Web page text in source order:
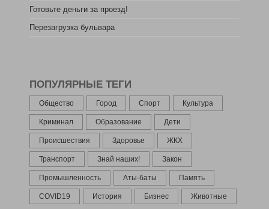
Готовьте деньги за проезд!
Перезагрузка бульвара
ПОПУЛЯРНЫЕ ТЕГИ
Общество Город Спорт Культура
Криминал Образование Дети
Происшествия Здоровье ЖКХ
Транспорт Знай наших! Закон
Промышленность Аты-баты Память
COVID19 История Бизнес Животные